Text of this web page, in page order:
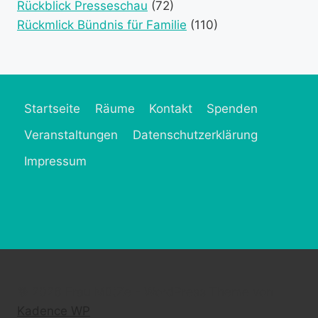
Rückblick Presseschau (72)
Rückmlick Bündnis für Familie (110)
Startseite Räume Kontakt
Spenden
Veranstaltungen
Datenschutzerklärung
Impressum